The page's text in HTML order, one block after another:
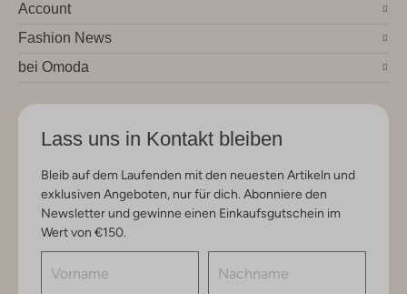
Account
Fashion News
bei Omoda
Lass uns in Kontakt bleiben
Bleib auf dem Laufenden mit den neuesten Artikeln und
exklusiven Angeboten, nur für dich. Abonniere den
Newsletter und gewinne einen Einkaufsgutschein im
Wert von €150.